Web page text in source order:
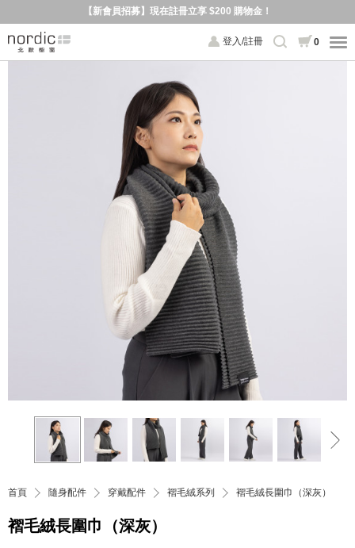
【新會員招募】現在註冊立享 $200 購物金！
登入/註冊 0
首頁 隨身配件 穿戴配件 褶毛絨系列 褶毛絨長圍巾（深灰）
褶毛絨長圍巾（深灰）